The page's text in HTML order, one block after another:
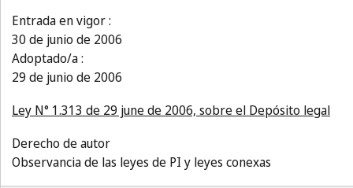
Entrada en vigor :
30 de junio de 2006
Adoptado/a :
29 de junio de 2006
Ley N° 1.313 de 29 june de 2006, sobre el Depósito legal
Derecho de autor
Observancia de las leyes de PI y leyes conexas